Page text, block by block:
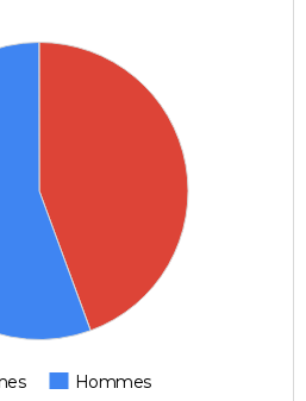
Hommes